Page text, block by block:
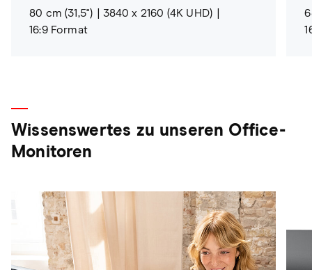
80 cm (31,5")
3840 x 2160 (4K UHD)
16:9 Format
Wissenswertes zu unseren Office-
Monitoren